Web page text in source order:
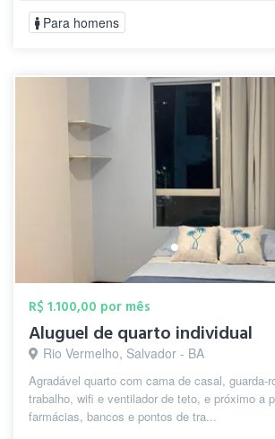
Para homens
R$ 1.100,00 por mês
Aluguel de quarto individual
Rio Vermelho, Salvador - BA
Agradável quarto com cama de casal, guarda-
trabalho, wifi e ventilador de teto, e próximo a
farmácias, bancos e pontos de tra...